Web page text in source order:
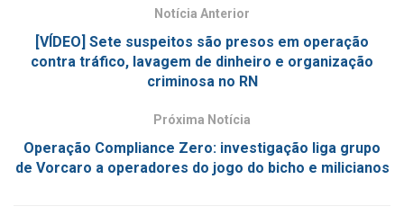
Notícia Anterior
[VÍDEO] Sete suspeitos são presos em operação
contra tráfico, lavagem de dinheiro e organização
criminosa no RN
Próxima Notícia
Operação Compliance Zero: investigação liga grupo
de Vorcaro a operadores do jogo do bicho e milicianos